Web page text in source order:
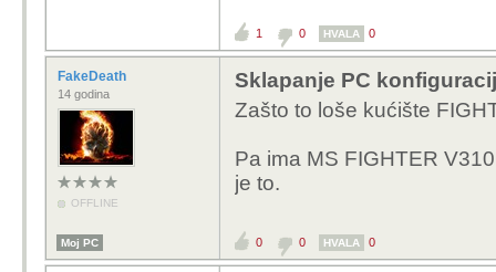
1 0 HVALA 0
FakeDeath
14 godina
OFFLINE
Sklapanje PC
Zašto to loše kućište
Pa ima MS FIGHTER
je to.
Moj PC 0 0 HVALA 0